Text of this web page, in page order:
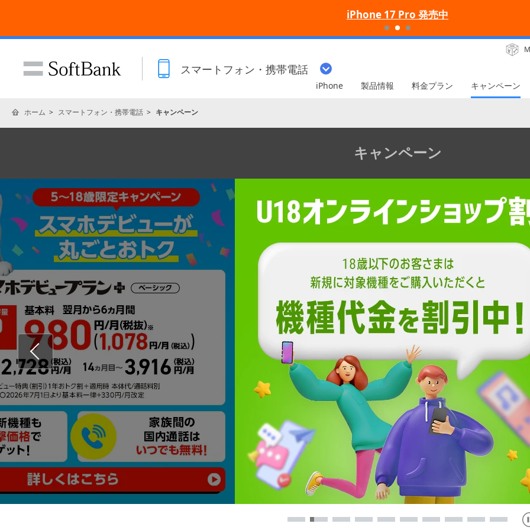
iPhone 17 Pro 発売中
スマートフォン・携帯電話
iPhone 製品情報 料金プラン キャンペーン
ホーム スマートフォン・携帯電話 キャンペーン
キャンペーン
Previous